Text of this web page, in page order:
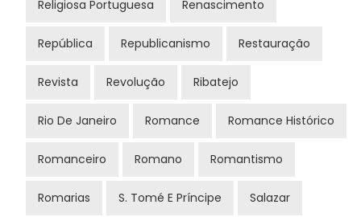
Religiosa Portuguesa Renascimento
República Republicanismo Restauração
Revista Revolução Ribatejo
Rio De Janeiro Romance Romance Histórico
Romanceiro Romano Romantismo
Romarias S. Tomé E Príncipe Salazar